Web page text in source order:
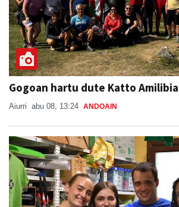
Gogoan hartu dute Katto
Aiurri abu 08, 13:24 ANDOAIN